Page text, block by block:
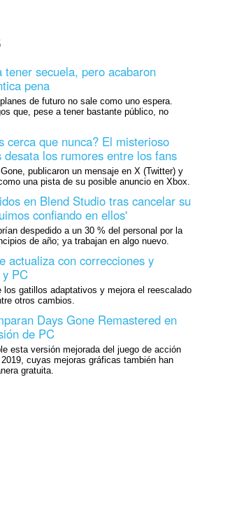
secuela, pero acabaron
pena
de futuro no sale como uno espera.
que, pese a tener bastante público, no
cerca que nunca? El misterioso
los rumores entre los fans
publicaron un mensaje en X (Twitter) y
una pista de su posible anuncio en Xbox.
en Blend Studio tras cancelar su
confiando en ellos'
despedido a un 30 % del personal por la
de año; ya trabajan en algo nuevo.
actualiza con correcciones y
PC
gatillos adaptativos y mejora el reescalado
otros cambios.
Days Gone Remastered en
de PC
esta versión mejorada del juego de acción
cuyas mejoras gráficas también han
gratuita.